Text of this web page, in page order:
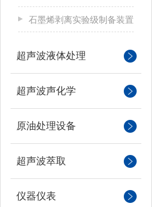
石墨烯剥离实验级制备装置
超声波液体处理
超声波声化学
原油处理设备
超声波萃取
仪器仪表